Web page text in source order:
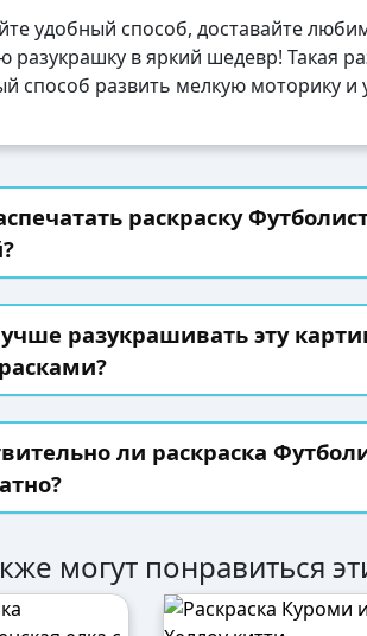
удобный способ, доставайте
разукрашку в яркий шедевр! Такая
способ развить мелкую моторику и
раскраску
разукрашивать эту
ли раскраска
могут понравиться